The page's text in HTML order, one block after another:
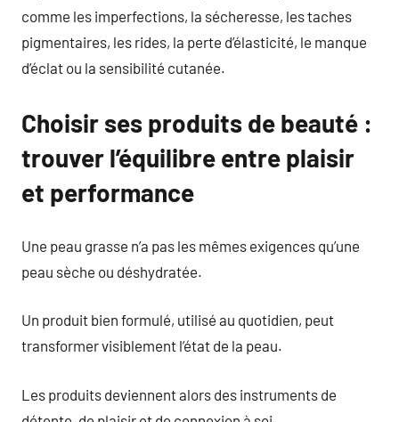
comme les imperfections, la sécheresse, les taches
pigmentaires, les rides, la perte d’élasticité, le manque
d’éclat ou la sensibilité cutanée.
Choisir ses produits de beauté :
trouver l’équilibre entre plaisir
et performance
Une peau grasse n’a pas les mêmes exigences qu’une
peau sèche ou déshydratée.
Un produit bien formulé, utilisé au quotidien, peut
transformer visiblement l’état de la peau.
Les produits deviennent alors des instruments de